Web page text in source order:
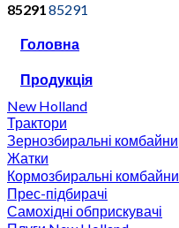
85291
Головна
Продукція
New Holland
Трактори
Зернозбиральні комбайни
Жатки
Кормозбиральні комбайни
Прес-підбирачі
Самохідні обприскувачі